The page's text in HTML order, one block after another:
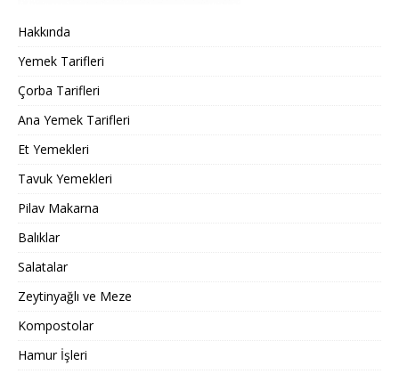
Hakkında
Yemek Tarifleri
Çorba Tarifleri
Ana Yemek Tarifleri
Et Yemekleri
Tavuk Yemekleri
Pilav Makarna
Balıklar
Salatalar
Zeytinyağlı ve Meze
Kompostolar
Hamur İşleri